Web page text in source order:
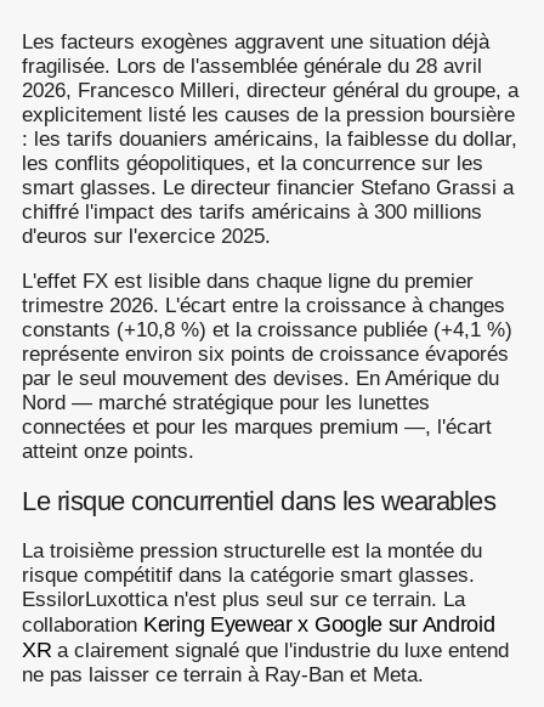
Les facteurs exogènes aggravent une situation déjà
fragilisée. Lors de l'assemblée générale du 28 avril
2026, Francesco Milleri, directeur général du groupe, a
explicitement listé les causes de la pression boursière
: les tarifs douaniers américains, la faiblesse du dollar,
les conflits géopolitiques, et la concurrence sur les
smart glasses. Le directeur financier Stefano Grassi a
chiffré l'impact des tarifs américains à 300 millions
d'euros sur l'exercice 2025.
L'effet FX est lisible dans chaque ligne du premier
trimestre 2026. L'écart entre la croissance à changes
constants (+10,8 %) et la croissance publiée (+4,1 %)
représente environ six points de croissance évaporés
par le seul mouvement des devises. En Amérique du
Nord — marché stratégique pour les lunettes
connectées et pour les marques premium —, l'écart
atteint onze points.
Le risque concurrentiel dans les wearables
La troisième pression structurelle est la montée du
risque compétitif dans la catégorie smart glasses.
EssilorLuxottica n'est plus seul sur ce terrain. La
collaboration Kering Eyewear x Google sur Android
XR a clairement signalé que l'industrie du luxe entend
ne pas laisser ce terrain à Ray-Ban et Meta.